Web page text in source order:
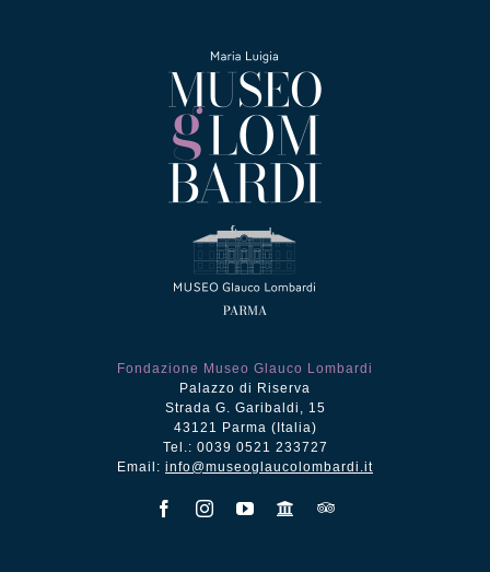
Fondazione Museo Glauco Lombardi
Palazzo di Riserva
Strada G. Garibaldi, 15
43121 Parma (Italia)
Tel.: 0039 0521 233727
Email: info@museoglaucolombardi.it